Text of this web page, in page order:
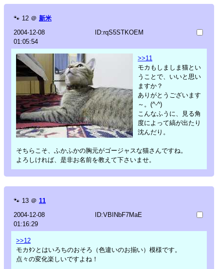
🐾 12 ＠ 新米
2004-12-08
01:05:54
ID:rqS5STKOEM
>>11
モカもしましま猫とい
うことで、いいと思い
ますか？
ありがとうございます
～。(^-^)
こんなふうに、見る角
度によって縞が出たり
沈んだり。
そちらこそ、ふかふかの胸元がゴージャスな猫さんですね。
よろしければ、是非お名前を教えて下さいませ。
🐾 13 ＠ 11
2004-12-08
01:16:29
ID:VBINbF7MaE
>>12
モカﾀﾝとはいろちのおそろ（色違いのお揃い）模様です。
点々の変化楽しいですよね！